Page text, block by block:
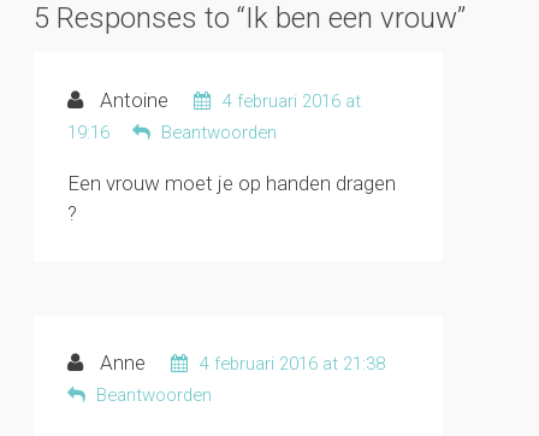
5 Responses to “Ik ben een vrouw”
Antoine
4 februari 2016 at
19:16
Beantwoorden
Een vrouw moet je op handen dragen
?
Anne
4 februari 2016 at 21:38
Beantwoorden